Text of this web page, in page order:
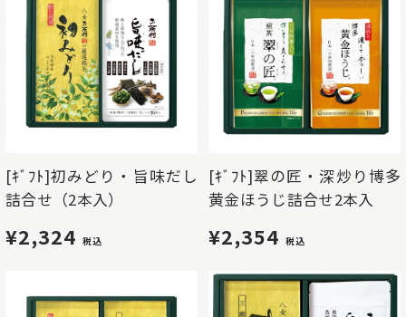
[ｷﾞﾌﾄ]初みどり・旨味だし
詰合せ（2本入）
¥2,324 税込
[ｷﾞﾌﾄ]翠の匠・深炒り博多
黄金ほうじ詰合せ2本入
¥2,354 税込